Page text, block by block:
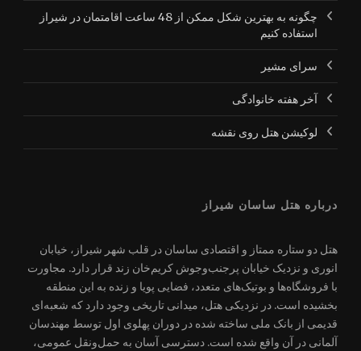
چگونه به بهترین شکل ممکن از 48 ساعت اقامتمان در شیراز
استفاده کنیم
سرای مشیر
آخر هفته خانوادگی
لوکیشن هتل روی نقشه
درباره هتل ساسان شیراز
هتل دو ستاره ممتاز و اقتصادی ساسان در قلب شهر شیراز، خیابان
انوری و نزدیک خیابان پرجنب‌وجوش کریم‌خان زند قرار دارد. مجاورت
با فروشگاه‌ها و بوتیک‌های متعدد، فضایی پویا و زنده به این منطقه
بخشیده است. در نزدیکی هتل، میدانی تاریخی وجود دارد که شعبه‌ای
قدیمی از بانک ملی ساخته شده در دوران پهلوی اول توسط مهندسان
آلمانی در آن واقع شده است. دسترسی آسان به حمل‌ونقل عمومی،